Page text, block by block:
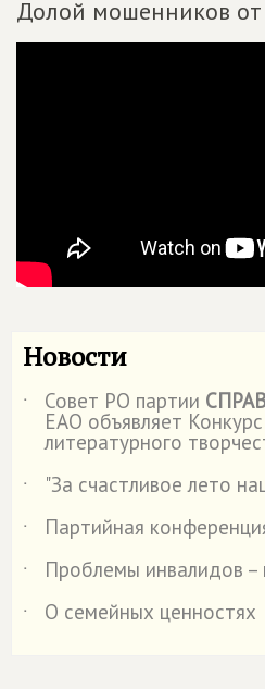
Долой мошенников
Новости
˙ Совет РО партии
ЕАО объявляет
литературного
˙
"За счастливое лето
˙
Партийная
˙
Проблемы инвалидов
˙
О семейных ценностях